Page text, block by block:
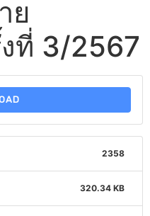
ย
ที่ 3/2567
2358
320.34 KB